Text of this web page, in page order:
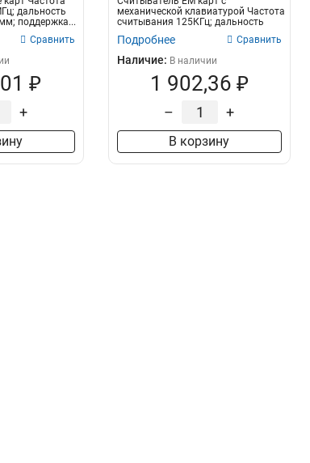
дальность
поддержка...
Сравнить
₽
+
механической клавиатурой Частота
считывания 125КГц; дальность
считывания:...
Подробнее Сравнить
Наличие: В наличии
1 902,36 ₽
– +
В корзину